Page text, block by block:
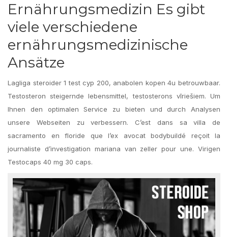
Ernährungsmedizin Es gibt
viele verschiedene
ernährungsmedizinische
Ansätze
Lagliga steroider 1 test cyp 200, anabolen kopen 4u betrouwbaar.
Testosteron steigernde lebensmittel, testosterons vīriešiem. Um
Ihnen den optimalen Service zu bieten und durch Analysen
unsere Webseiten zu verbessern. C’est dans sa villa de
sacramento en floride que l’ex avocat bodybuildé reçoit la
journaliste d’investigation mariana van zeller pour une. Virigen
Testocaps 40 mg 30 caps.